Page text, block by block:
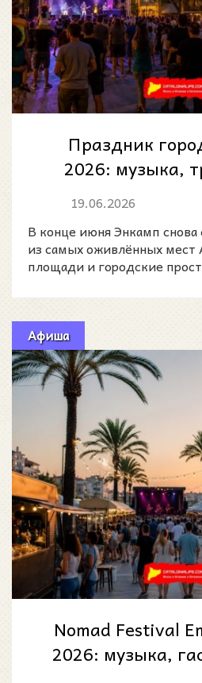
Праздник
2026: музыка,
летняя
19.06.2026
В конце июня Энкамп снова
из самых оживлённых
площади и городские
Афиша
Nomad Festival
2026: музыка,